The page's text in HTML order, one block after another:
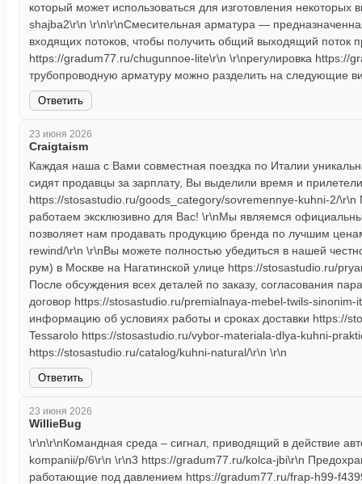
который может использоваться для изготовления
shajba2\r\n \r\n\r\nСмесительная арматура —
входящих потоков, чтобы получить общий выходящий поток
https://gradum77.ru/chugunnoe-lite\r\n \r\nрегулировка https://
трубопроводную арматуру можно разделить на следующие
Ответить
23 июня 2026
Craigtaism
Каждая наша с Вами совместная поездка по Италии
сидят продавцы за зарплату, Вы выделили время и
https://stosastudio.ru/goods_category/sovremennye-kuhni-2/
работаем эксклюзивно для Вас! \r\nМы являемся
позволяет нам продавать продукцию бренда по лучшим
rewind/\r\n \r\nВы можете полностью убедиться в нашей
рум) в Москве на Нагатинской улице https://stosastudio.ru/
После обсуждения всех деталей по заказу, согласования
договор https://stosastudio.ru/premialnaya-mebel-twils-
информацию об условиях работы и сроках доставки https://
Tessarolo https://stosastudio.ru/vybor-materiala-dlya-kuhni-
https://stosastudio.ru/catalog/kuhni-natural/\r\n \r\n
Ответить
23 июня 2026
WillieBug
\r\n\r\nКомандная среда – сигнал, приводящий в действие
kompanii/p/6\r\n \r\n3 https://gradum77.ru/kolca-jbi\r\n
работающие под давлением https://gradum77.ru/frap-h99-